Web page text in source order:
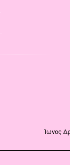
Ίωνος